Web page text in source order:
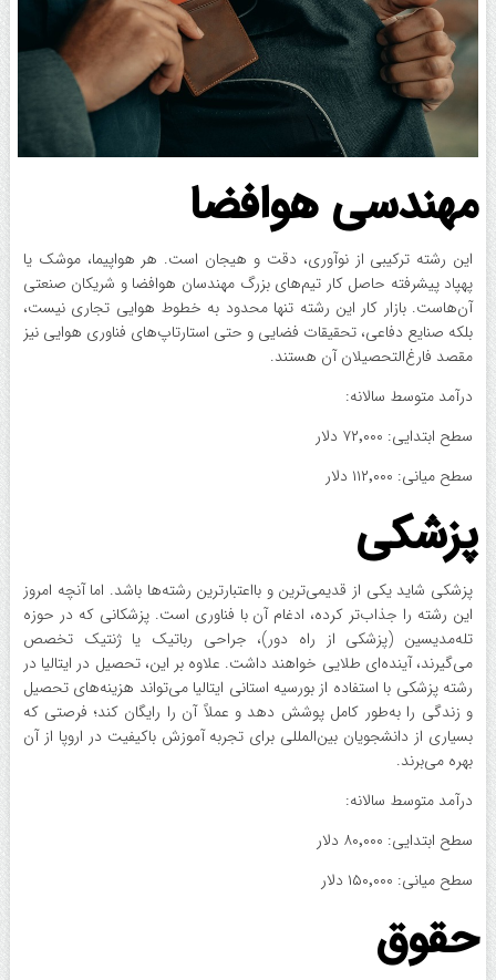
مهندسی هوافضا
این رشته ترکیبی از نوآوری، دقت و هیجان است. هر هواپیما، موشک یا
پهپاد پیشرفته حاصل کار تیم‌های بزرگ مهندسان هوافضا و شریکان صنعتی
آن‌هاست. بازار کار این رشته تنها محدود به خطوط هوایی تجاری نیست،
بلکه صنایع دفاعی، تحقیقات فضایی و حتی استارتاپ‌های فناوری هوایی نیز
مقصد فارغ‌التحصیلان آن هستند.
درآمد متوسط سالانه:
سطح ابتدایی: ۷۲٬۰۰۰ دلار
سطح میانی: ۱۱۲٬۰۰۰ دلار
پزشکی
پزشکی شاید یکی از قدیمی‌ترین و بااعتبارترین رشته‌ها باشد. اما آنچه امروز
این رشته را جذاب‌تر کرده، ادغام آن با فناوری است. پزشکانی که در حوزه
تله‌مدیسین (پزشکی از راه دور)، جراحی رباتیک یا ژنتیک تخصص
می‌گیرند، آینده‌ای طلایی خواهند داشت. علاوه بر این، تحصیل در ایتالیا در
رشته پزشکی با استفاده از بورسیه استانی ایتالیا می‌تواند هزینه‌های تحصیل
و زندگی را به‌طور کامل پوشش دهد و عملاً آن را رایگان کند؛ فرصتی که
بسیاری از دانشجویان بین‌المللی برای تجربه آموزش باکیفیت در اروپا از آن
بهره می‌برند.
درآمد متوسط سالانه:
سطح ابتدایی: ۸۰٬۰۰۰ دلار
سطح میانی: ۱۵۰٬۰۰۰ دلار
حقوق